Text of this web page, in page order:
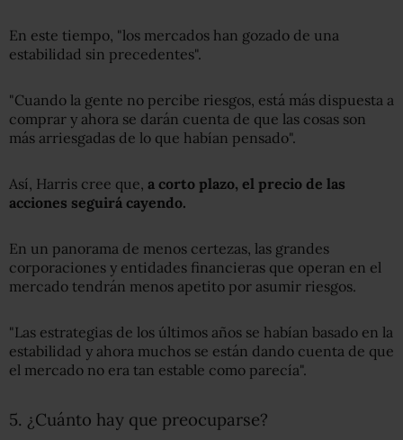
En este tiempo, "los mercados han gozado de una
estabilidad sin precedentes".
"Cuando la gente no percibe riesgos, está más dispuesta a
comprar y ahora se darán cuenta de que las cosas son
más arriesgadas de lo que habían pensado".
Así, Harris cree que, a corto plazo, el precio de las
acciones seguirá cayendo.
En un panorama de menos certezas, las grandes
corporaciones y entidades financieras que operan en el
mercado tendrán menos apetito por asumir riesgos.
"Las estrategias de los últimos años se habían basado en la
estabilidad y ahora muchos se están dando cuenta de que
el mercado no era tan estable como parecía".
5. ¿Cuánto hay que preocuparse?